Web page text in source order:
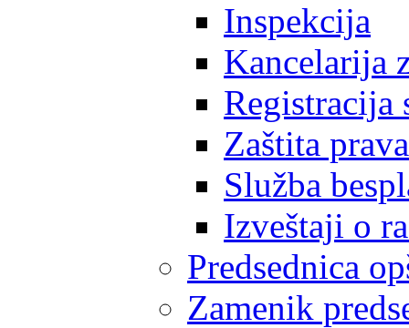
Inspekcija
Kancelarija
Registracija
Zaštita
Služba
Izveštaji o
Predsednica
Zamenik